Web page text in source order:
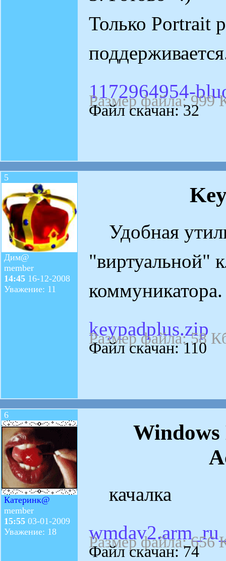
Только Portrait
1172964954-
Размер файла: 999
Файл скачан: 32
5
Дим@
member
14:45 16-12-2008
Уважение: 11
Удобная
"виртуальной"
коммуникатора.
keypadplus.zip
Размер файла: 58
Файл скачан: 110
6
Катеринк@
member
15:55 03-01-2009
Уважение: 18
качалка
Размер файла: 656
Файл скачан: 74